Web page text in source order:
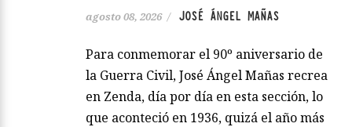
agosto 08, 2026 / JOSÉ ÁNGEL MAÑAS
Para conmemorar el 90º aniversario de
la Guerra Civil, José Ángel Mañas recrea
en Zenda, día por día en esta sección, lo
que aconteció en 1936, quizá el año más